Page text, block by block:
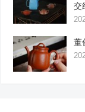
交
董